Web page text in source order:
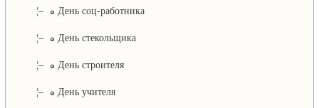
¦– День соц-работника
¦– День стекольщика
¦– День строителя
¦– День учителя